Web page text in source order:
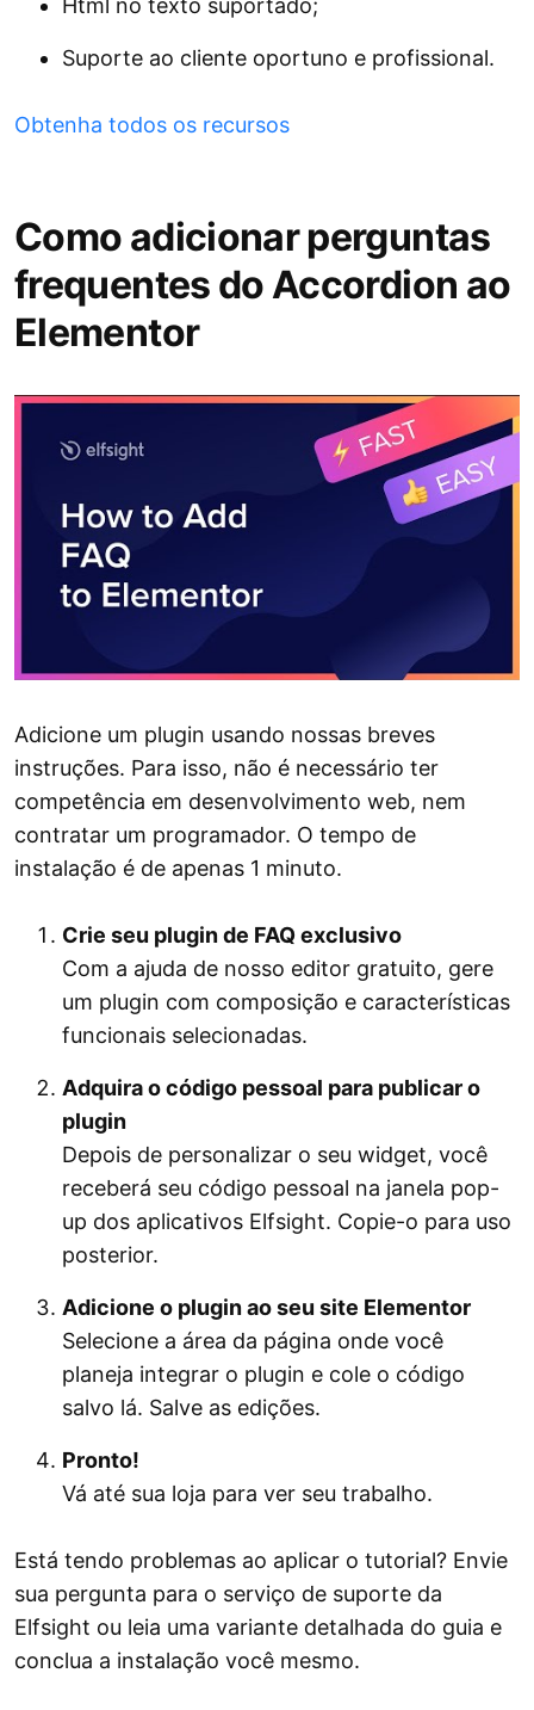
Html no texto suportado;
Suporte ao cliente oportuno e profissional.
Obtenha todos os recursos
Como adicionar perguntas
frequentes do Accordion ao
Elementor
Adicione um plugin usando nossas breves
instruções. Para isso, não é necessário ter
competência em desenvolvimento web, nem
contratar um programador. O tempo de
instalação é de apenas 1 minuto.
Crie seu plugin de FAQ exclusivo
Com a ajuda de nosso editor gratuito, gere
um plugin com composição e características
funcionais selecionadas.
Adquira o código pessoal para publicar o
plugin
Depois de personalizar o seu widget, você
receberá seu código pessoal na janela pop-
up dos aplicativos Elfsight. Copie-o para uso
posterior.
Adicione o plugin ao seu site Elementor
Selecione a área da página onde você
planeja integrar o plugin e cole o código
salvo lá. Salve as edições.
Pronto!
Vá até sua loja para ver seu trabalho.
Está tendo problemas ao aplicar o tutorial? Envie
sua pergunta para o serviço de suporte da
Elfsight ou leia uma variante detalhada do guia e
conclua a instalação você mesmo.